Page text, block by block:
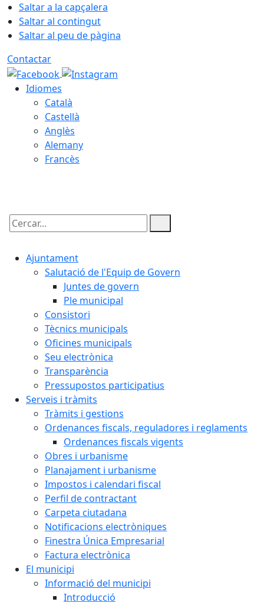
Saltar a la capçalera
Saltar al contingut
Saltar al peu de pàgina
Contactar
Idiomes
Català
Castellà
Anglès
Alemany
Francès
Cercar:
Ajuntament
Salutació de l'Equip de Govern
Juntes de govern
Ple municipal
Consistori
Tècnics municipals
Oficines municipals
Seu electrònica
Transparència
Pressupostos participatius
Serveis i tràmits
Tràmits i gestions
Ordenances fiscals, reguladores i reglaments
Ordenances fiscals vigents
Obres i urbanisme
Planajament i urbanisme
Impostos i calendari fiscal
Perfil de contractant
Carpeta ciutadana
Notificacions electròniques
Finestra Única Empresarial
Factura electrònica
El municipi
Informació del municipi
Introducció